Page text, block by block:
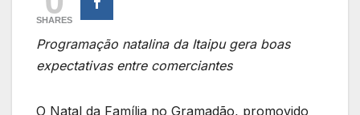
SHARES
Programação natalina da Itaipu gera boas
expectativas entre comerciantes
O Natal da Família no Gramadão, promovido